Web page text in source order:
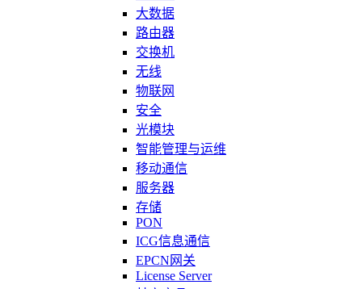
大数据
路由器
交换机
无线
物联网
安全
光模块
智能管理与运维
移动通信
服务器
存储
PON
ICG信息通信
EPCN网关
License Server